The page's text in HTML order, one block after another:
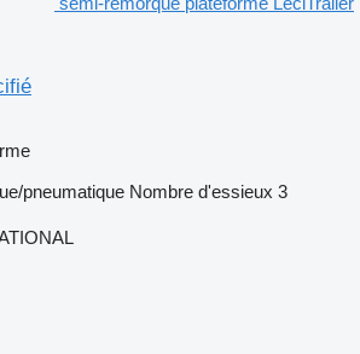
pneumatique Nombre d'essieux 3